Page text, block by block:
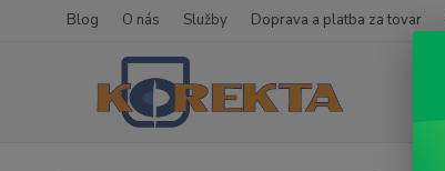
Blog O nás Služby Doprava a platba za tovar